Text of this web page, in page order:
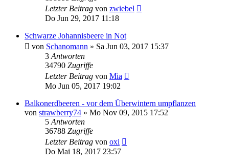
Letzter Beitrag von zwiebel
Do Jun 29, 2017 11:18
Schwarze Johannisbeere in Not
von Schanomann » Sa Jun 03, 2017 15:37
3 Antworten
34790 Zugriffe
Letzter Beitrag von Mia
Mo Jun 05, 2017 19:02
Balkonerdbeeren - vor dem Überwintern umpflanzen
von strawberry74 » Mo Nov 09, 2015 17:52
5 Antworten
36788 Zugriffe
Letzter Beitrag von oxi
Do Mai 18, 2017 23:57